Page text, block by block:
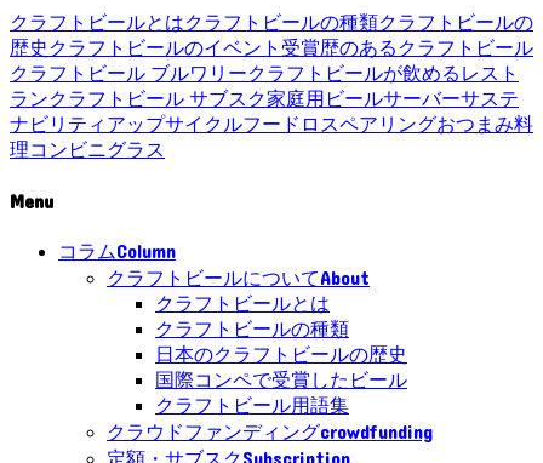
クラフトビールとはクラフトビールの種類クラフトビールの
歴史 クラフトビールのイベント 受賞歴のあるクラフトビール
クラフトビール ブルワリークラフトビールが飲めるレスト
ランクラフトビール サブスク家庭用ビールサーバーサステ
ナビリティ アップサイクルフードロスペアリングおつまみ料
理コンビニグラス
Menu
コラムColumn
クラフトビールについてAbout
クラフトビールとは
クラフトビールの種類
日本のクラフトビールの歴史
国際コンペで受賞したビール
クラフトビール用語集
クラウドファンディングcrowdfunding
定額・サブスクSubscription